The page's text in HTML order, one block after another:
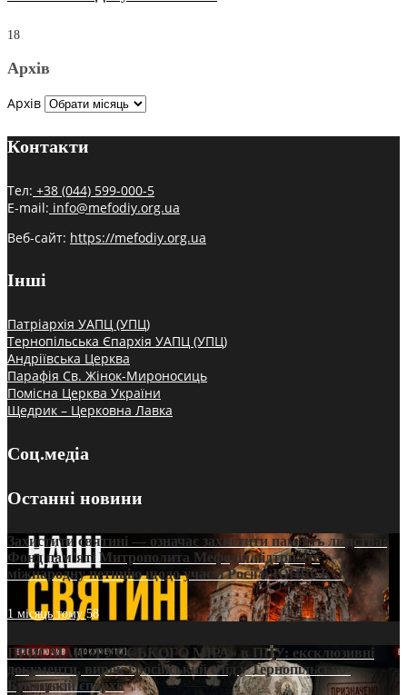
18
Архів
Архів
Контакти
Тел: +38 (044) 599-000-5
E-mail: info@mefodiy.org.ua
Веб-сайт: https://mefodiy.org.ua
Інші
Патріархія УАПЦ (УПЦ)
Тернопільська Єпархія УАПЦ (УПЦ)
Андріївська Церква
Парафія Св. Жінок-Мироносиць
Помісна Церква України
Щедрик – Церковна Лавка
Соц.медіа
Останні новини
Захистити святині — означає захистити пам’ять людства:
Фонд пам’яті Митрополита Мефодія підтримує
міжнародну петицію щодо участі Росії в ЮНЕСКО
1 місяць тому58
ПРИСМАК «РУССЬКОГО МІРА» в ПЦУ: ексклюзивні
документи, вирок і російський слід у Тернопільсько-
Бучацькій єпархії